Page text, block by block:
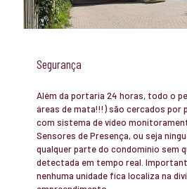
Segurança
Além da portaria 24 horas, todo o
áreas de mata!!!) são cercados por
com sistema de vídeo
Sensores de Presença, ou seja
qualquer parte do condomínio sem
detectada em tempo real.
nenhuma unidade fica localiza na